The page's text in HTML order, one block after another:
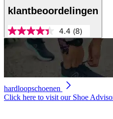
klantbeoordelingen
4.4
van
scorewaarde.
8
Reviews.
4.4 (8)
hardloopschoenen
Click here to visit our Shoe